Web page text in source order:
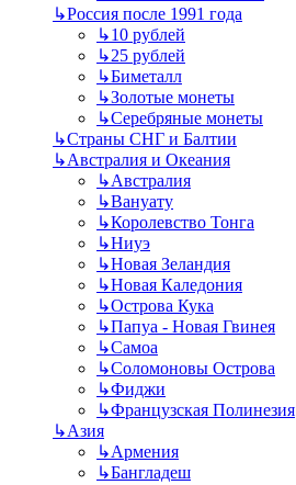
↳Россия после 1991 года
↳10 рублей
↳25 рублей
↳Биметалл
↳Золотые монеты
↳Серебряные монеты
↳Страны СНГ и Балтии
↳Австралия и Океания
↳Австралия
↳Вануату
↳Королевство Тонга
↳Ниуэ
↳Новая Зеландия
↳Новая Каледония
↳Острова Кука
↳Папуа - Новая Гвинея
↳Самоа
↳Соломоновы Острова
↳Фиджи
↳Французская Полинезия
↳Азия
↳Армения
↳Бангладеш